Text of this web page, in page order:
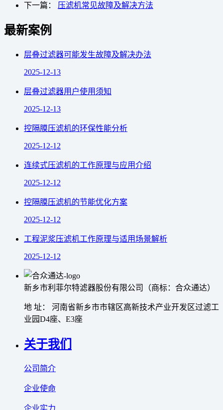
下一篇： 压滤机常见故障及解决方法
最新案例
层叠过滤器可能发生故障及解决办法
2025-12-13
层叠过滤器用户使用须知
2025-12-13
控隔膜压滤机的环保性能分析
2025-12-12
连续式压滤机的工作原理与应用介绍
2025-12-12
控隔膜压滤机的节能优化方案
2025-12-12
工程泥浆压滤机工作原理与适用场景解析
2025-12-12
新乡市利菲尔特滤器股份有限公司（商标：合众通达）
地 址： 河南省新乡市市辖区高新技术产业开发区过滤工
业园D4座、E3座
关于我们
公司简介
企业使命
企业实力